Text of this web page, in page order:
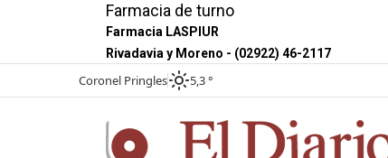
Farmacia de turno
Farmacia LASPIUR
Rivadavia y Moreno - (02922) 46-2117
Coronel Pringles 5,3 °